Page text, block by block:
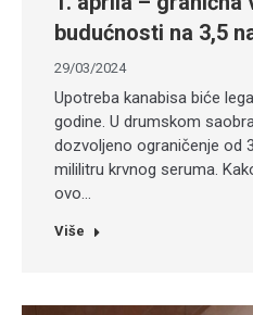
budućnosti na 3,5
29/03/2024
Upotreba kanabisa biće
godine. U drumskom
dozvoljeno ograničenje od
mililitru krvnog seruma.
ovo…
Više